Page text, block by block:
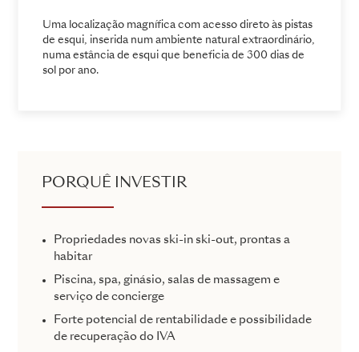
Uma localização magnífica com acesso direto às pistas
de esqui, inserida num ambiente natural extraordinário,
numa estância de esqui que beneficia de 300 dias de
sol por ano.
PORQUÊ INVESTIR
Propriedades novas ski-in ski-out, prontas a
habitar
Piscina, spa, ginásio, salas de massagem e
serviço de concierge
Forte potencial de rentabilidade e possibilidade
de recuperação do IVA